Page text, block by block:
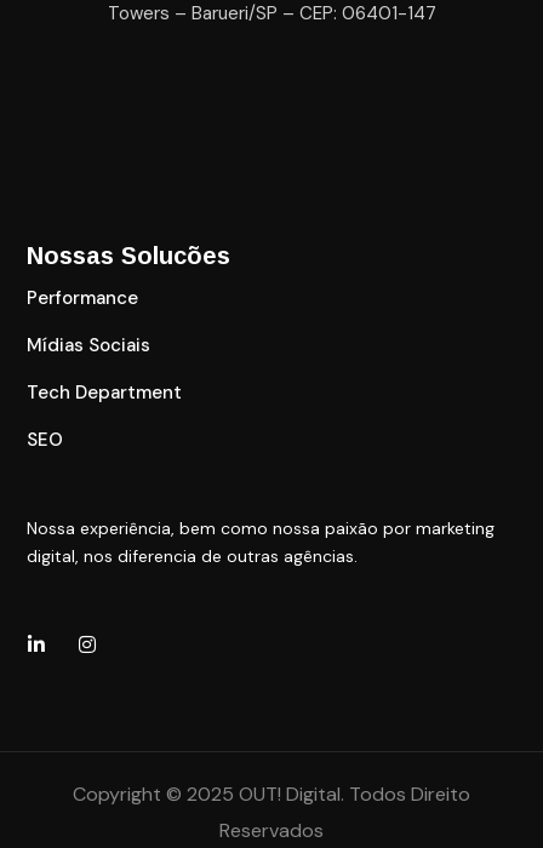
Towers – Barueri/SP – CEP: 06401-147
Nossas Solucões
Performance
Mídias Sociais
Tech Department
SEO
Nossa experiência, bem como nossa paixão por marketing
digital, nos diferencia de outras agências.
Copyright © 2025 OUT! Digital. Todos Direito
Reservados